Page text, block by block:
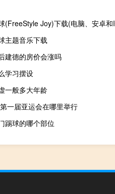
(FreeStyle Joy)下载(电脑、安卓和
主题音乐下载
建德的房价会涨吗
学习摆设
一般多大年龄
一届亚运会在哪里举行
踢球的哪个部位